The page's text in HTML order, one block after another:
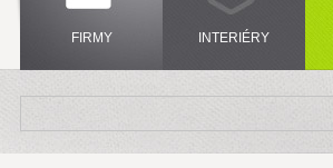
FIRMY INTERIÉRY